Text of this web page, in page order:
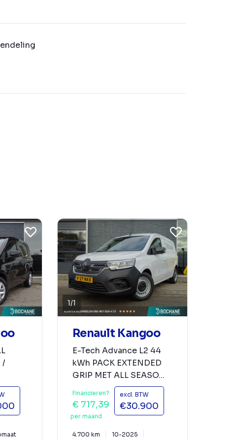
/
1/1
Renault Kangoo
E-Tech Advance L2 44
kWh PACK EXTENDED
GRIP MET ALL SEASO...
Financieren?
€ 717,39
per maand
excl. BTW
€30.900
4.700 km
10-2025